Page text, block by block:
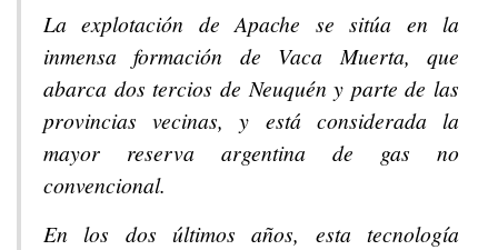
La explotación de Apache se sitúa en la
inmensa formación de Vaca Muerta, que
abarca dos tercios de Neuquén y parte de las
provincias vecinas, y está considerada la
mayor reserva argentina de gas no
convencional.
En los dos últimos años, esta tecnología